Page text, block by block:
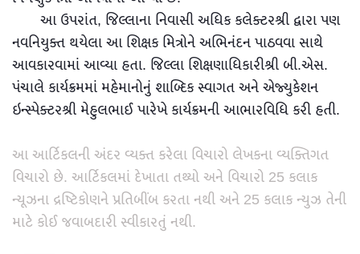
આ ઉપરાંત, જિલ્લાના નિવાસી અધિક કલેક્ટરશ્રી દ્વારા પણ
નવનિયુક્ત થયેલા આ શિક્ષક મિત્રોને અભિનંદન પાઠવવા સાથે
આવકારવામાં આવ્યા હતા. જિલ્લા શિક્ષણાધિકારીશ્રી બી.એસ.
પંચાલે કાર્યક્રમમાં મહેમાનોનું શાબ્દિક સ્વાગત અને એજ્યુકેશન
ઇન્સ્પેક્ટરશ્રી મેહુલભાઈ પારેખે કાર્યક્રમની આભારવિધિ કરી હતી.
આ આર્ટિકલની અંદર વ્યક્ત કરેલા વિચારો લેખકના વ્યક્તિગત
વિચારો છે. આર્ટિકલમાં દેખાતા તથ્યો અને વિચારો 25 કલાક
ન્યૂઝના દ્રષ્ટિકોણને પ્રતિબીંબ કરતા નથી અને 25 કલાક ન્યુઝ તેની
માટે કોઈ જવાબદારી સ્વીકારતું નથી.